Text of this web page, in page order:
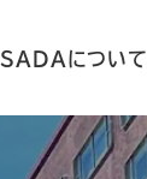
SADAについて